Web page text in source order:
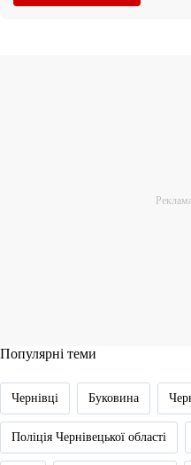
Популярні теми
Чернівці Буковина
Поліція Чернівецької області